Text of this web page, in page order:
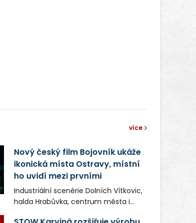
více
Nový český film Bojovník ukáže
ikonická místa Ostravy, místní
ho uvidí mezi prvními
Industriální scenérie Dolních Vítkovic,
halda Hrabůvka, centrum města i